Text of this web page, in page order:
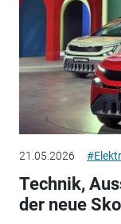
21.05.2026
Technik,
der neue